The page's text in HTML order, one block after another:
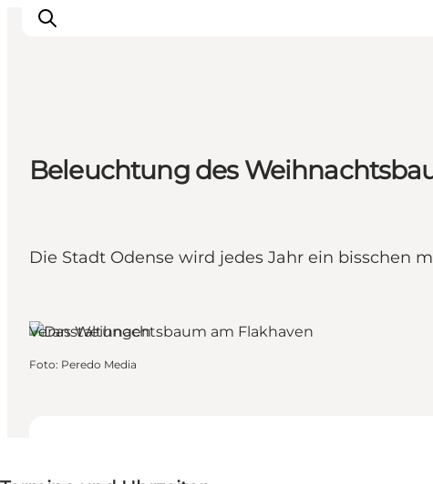
Inspiration
Regionen
Reiseplanung
Beleuchtung des
Die Stadt Odense wird jedes Jahr ein bisschen
Veranstaltungen
Foto: Peredo Media